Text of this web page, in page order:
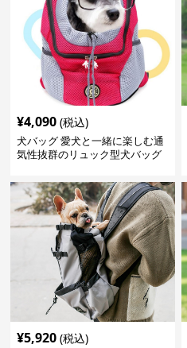
¥4,090 (税込)
犬バッグ 愛犬と一緒に楽しむ通
気性抜群のリュック型犬バッグ
¥5,920 (税込)